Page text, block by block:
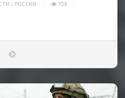
/ РОССИЯ
708